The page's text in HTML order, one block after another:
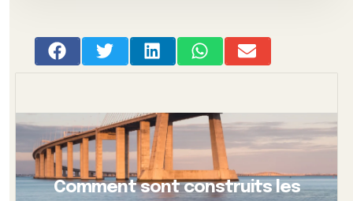
Comment sont construits les